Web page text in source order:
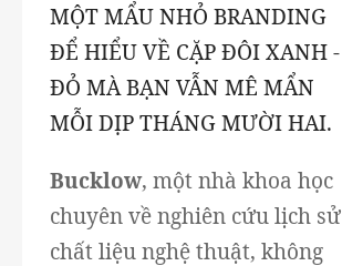
MỘT MẨU NHỎ BRANDING
ĐỂ HIỂU VỀ CẶP ĐÔI XANH -
ĐỎ MÀ BẠN VẪN MÊ MẨN
MỖI DỊP THÁNG MƯỜI HAI.
Bucklow, một nhà khoa học
chuyên về nghiên cứu lịch sử
chất liệu nghệ thuật, không